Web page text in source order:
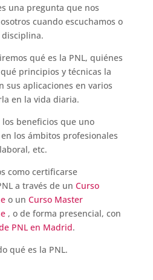
una pregunta que nos
cuando escuchamos o
disciplina.
qué es la PNL, quiénes
principios y técnicas la
sus aplicaciones en varios
en la vida diaria.
beneficios que uno
los ámbitos profesionales
etc.
como certificarse
a través de un Curso
o un Curso Master
, o de forma presencial, con
PNL en Madrid.
qué es la PNL.